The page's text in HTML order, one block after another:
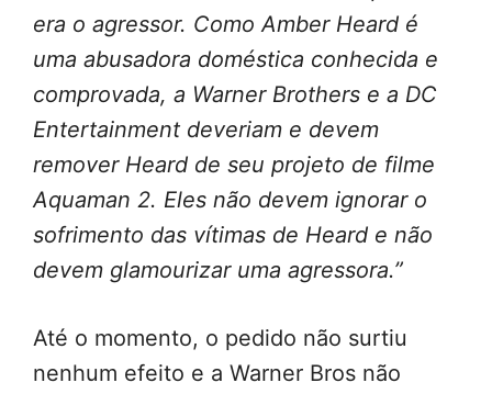
era o agressor. Como Amber Heard é
uma abusadora doméstica conhecida e
comprovada, a Warner Brothers e a DC
Entertainment deveriam e devem
remover Heard de seu projeto de filme
Aquaman 2. Eles não devem ignorar o
sofrimento das vítimas de Heard e não
devem glamourizar uma agressora.”
Até o momento, o pedido não surtiu
nenhum efeito e a Warner Bros não